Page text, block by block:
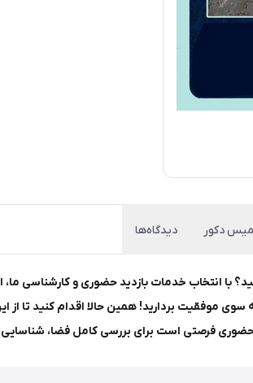
دکور دیدگاه‌ها
با انتخاب خدمات بازدید حضوری و کارشناسی
موفقیت بردارید! همین حالا اقدام کنید تا
فرصتی است برای بررسی کامل فضا، شناسایی